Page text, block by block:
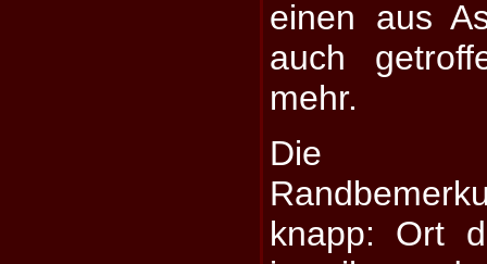
einen aus
auch
mehr.
Die
knapp: Ort